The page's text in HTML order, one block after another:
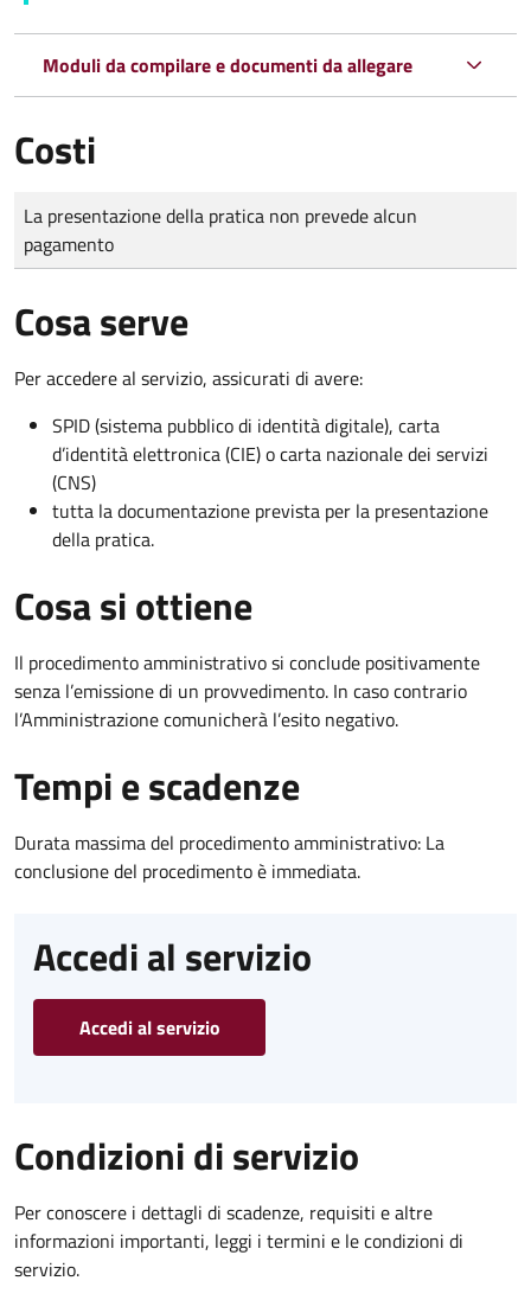
Moduli da compilare e documenti da allegare
Costi
Tipo di pagamento
Importo
La presentazione della pratica non prevede alcun
pagamento
Cosa serve
Per accedere al servizio, assicurati di avere:
SPID (sistema pubblico di identità digitale), carta
d’identità elettronica (CIE) o carta nazionale dei servizi
(CNS)
tutta la documentazione prevista per la presentazione
della pratica.
Cosa si ottiene
Il procedimento amministrativo si conclude positivamente
senza l’emissione di un provvedimento. In caso contrario
l’Amministrazione comunicherà l’esito negativo.
Tempi e scadenze
Durata massima del procedimento amministrativo: La
conclusione del procedimento è immediata.
Accedi al servizio
Accedi al servizio
Condizioni di servizio
Per conoscere i dettagli di scadenze, requisiti e altre
informazioni importanti, leggi i termini e le condizioni di
servizio.